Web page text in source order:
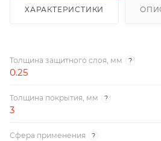
ХАРАКТЕРИСТИКИ
Толщина защитного слоя, мм ?
0.25
Толщина покрытия, мм ?
3
Сфера применения ?